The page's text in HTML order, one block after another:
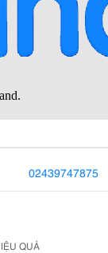
02439747875
QUẢ